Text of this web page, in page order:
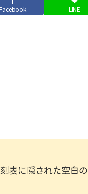
LINE
表に隠された空白